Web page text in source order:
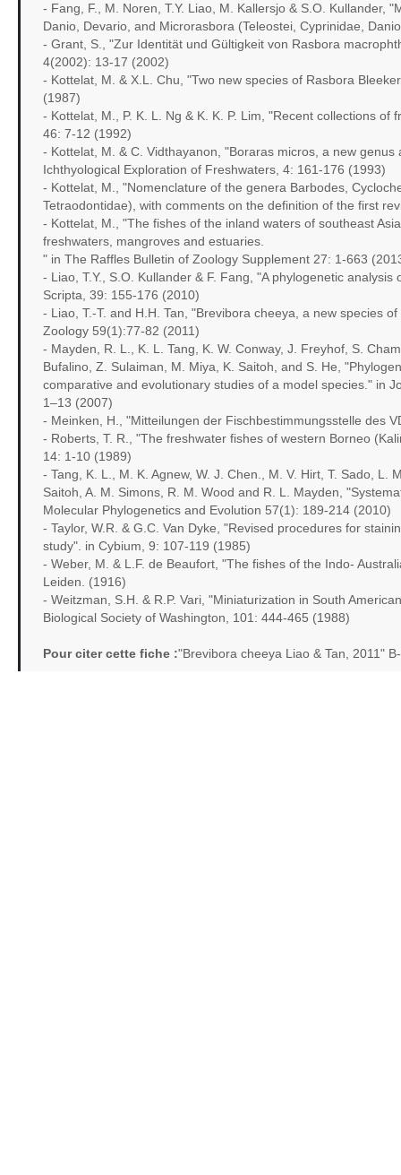
- Fang, F., M. Noren, T.Y. Liao, M. Kallersjo & S.O. Kullander,
Danio, Devario, and Microrasbora (Teleostei, Cyprinidae,
- Grant, S., "Zur Identität und Gültigkeit von Rasbora
4(2002): 13-17 (2002)
- Kottelat, M. & X.L. Chu, "Two new species of Rasbora
(1987)
- Kottelat, M., P. K. L. Ng & K. K. P. Lim, "Recent collections
46: 7-12 (1992)
- Kottelat, M. & C. Vidthayanon, "Boraras micros, a new
Ichthyological Exploration of Freshwaters, 4: 161-176 (1993)
- Kottelat, M., "Nomenclature of the genera Barbodes,
Tetraodontidae), with comments on the definition of the first
- Kottelat, M., "The fishes of the inland waters of southeast
freshwaters, mangroves and estuaries.
" in The Raffles Bulletin of Zoology Supplement 27: 1-663
- Liao, T.Y., S.O. Kullander & F. Fang, "A phylogenetic
Scripta, 39: 155-176 (2010)
- Liao, T.-T. and H.H. Tan, "Brevibora cheeya, a new species
Zoology 59(1):77-82 (2011)
- Mayden, R. L., K. L. Tang, K. W. Conway, J. Freyhof, S.
Bufalino, Z. Sulaiman, M. Miya, K. Saitoh, and S. He,
comparative and evolutionary studies of a model species." in
1–13 (2007)
- Meinken, H., "Mitteilungen der Fischbestimmungsstelle des
- Roberts, T. R., "The freshwater fishes of western Borneo
14: 1-10 (1989)
- Tang, K. L., M. K. Agnew, W. J. Chen., M. V. Hirt, T. Sado,
Saitoh, A. M. Simons, R. M. Wood and R. L. Mayden,
Molecular Phylogenetics and Evolution 57(1): 189-214 (2010)
- Taylor, W.R. & G.C. Van Dyke, "Revised procedures for
study". in Cybium, 9: 107-119 (1985)
- Weber, M. & L.F. de Beaufort, "The fishes of the Indo-
Leiden. (1916)
- Weitzman, S.H. & R.P. Vari, "Miniaturization in South
Biological Society of Washington, 101: 444-465 (1988)
Pour citer cette fiche :"Brevibora cheeya Liao & Tan, 2011"